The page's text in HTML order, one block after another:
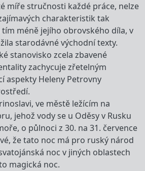
míře stručnosti každé práce, nelze
charakteristik tak
méně jejího obrovského díla, v
starodávné východní texty.
stanovisko zcela zbavené
zachycuje zřetelným
aspekty Heleny Petrovny
ve městě ležícím na
jehož vody se u Oděsy v Rusku
o půlnoci z 30. na 31. července
že tato noc má pro ruský národ
noc v jiných oblastech
magická noc.